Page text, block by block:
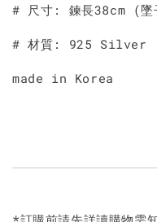
# 尺寸: 鍊長38cm (
# 材質: 925 Silver
made in Korea